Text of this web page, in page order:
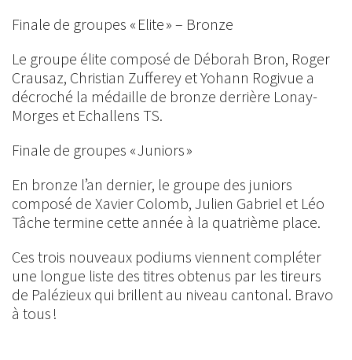
Finale de groupes « Elite » – Bronze
Le groupe élite composé de Déborah Bron, Roger
Crausaz, Christian Zufferey et Yohann Rogivue a
décroché la médaille de bronze derrière Lonay-
Morges et Echallens TS.
Finale de groupes « Juniors »
En bronze l’an dernier, le groupe des juniors
composé de Xavier Colomb, Julien Gabriel et Léo
Tâche termine cette année à la quatrième place.
Ces trois nouveaux podiums viennent compléter
une longue liste des titres obtenus par les tireurs
de Palézieux qui brillent au niveau cantonal. Bravo
à tous !